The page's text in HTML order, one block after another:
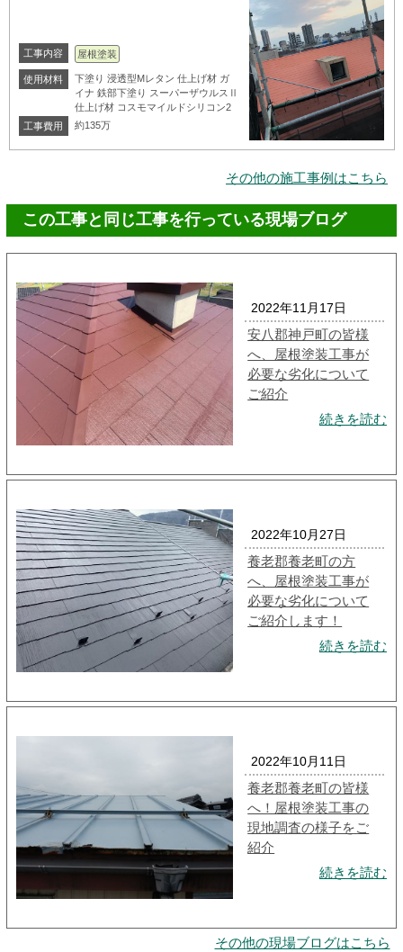
工事内容 屋根塗装
使用材料
下塗り 浸透型Mレタン 仕上げ材 ガ
イナ 鉄部下塗り スーパーザウルスⅡ
仕上げ材 コスモマイルドシリコン2
工事費用
約135万
その他の施工事例はこちら
この工事と同じ工事を行っている現場ブログ
2022年11月17日
安八郡神戸町の皆様
へ、屋根塗装工事が
必要な劣化について
ご紹介
続きを読む
2022年10月27日
養老郡養老町の方
へ、屋根塗装工事が
必要な劣化について
ご紹介します！
続きを読む
2022年10月11日
養老郡養老町の皆様
へ！屋根塗装工事の
現地調査の様子をご
紹介
続きを読む
その他の現場ブログはこちら